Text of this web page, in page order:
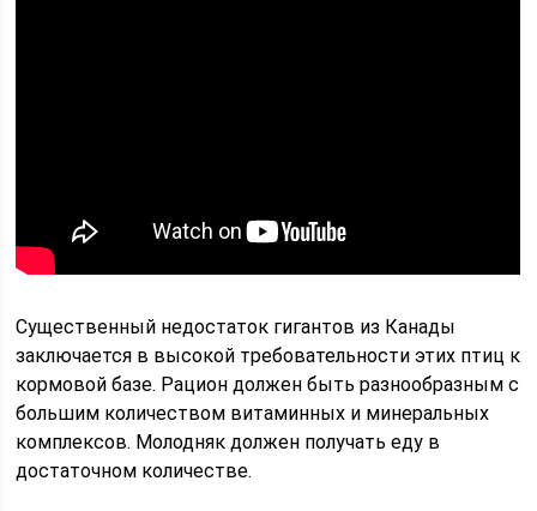
Существенный недостаток гигантов из Канады
заключается в высокой требовательности этих птиц к
кормовой базе. Рацион должен быть разнообразным с
большим количеством витаминных и минеральных
комплексов. Молодняк должен получать еду в
достаточном количестве.